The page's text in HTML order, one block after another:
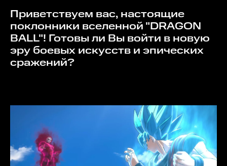
Приветствуем вас, настоящие
поклонники вселенной "DRAGON
BALL"! Готовы ли Вы войти в новую
эру боевых искусств и эпических
сражений?